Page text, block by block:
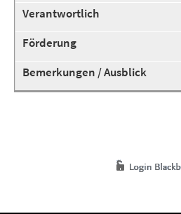
Verantwortlich
Förderung
Bemerkungen / Ausblick